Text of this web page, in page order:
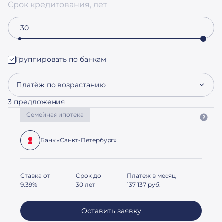
Срок кредитования, лет
Группировать по банкам
Платёж по возрастанию
3 предложения
Семейная ипотека
Банк «Санкт-Петербург»
Ставка от
9.39%
Срок до
30 лет
Платеж в месяц
137 137 руб.
Оставить заявку